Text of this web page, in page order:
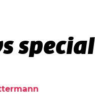
special